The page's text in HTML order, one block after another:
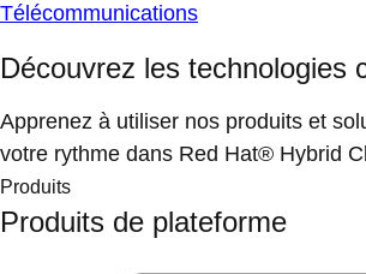
Télécommunications
Découvrez les technologies
Apprenez à utiliser nos produits et
votre rythme dans Red Hat® Hybrid
Produits
Produits de plateforme